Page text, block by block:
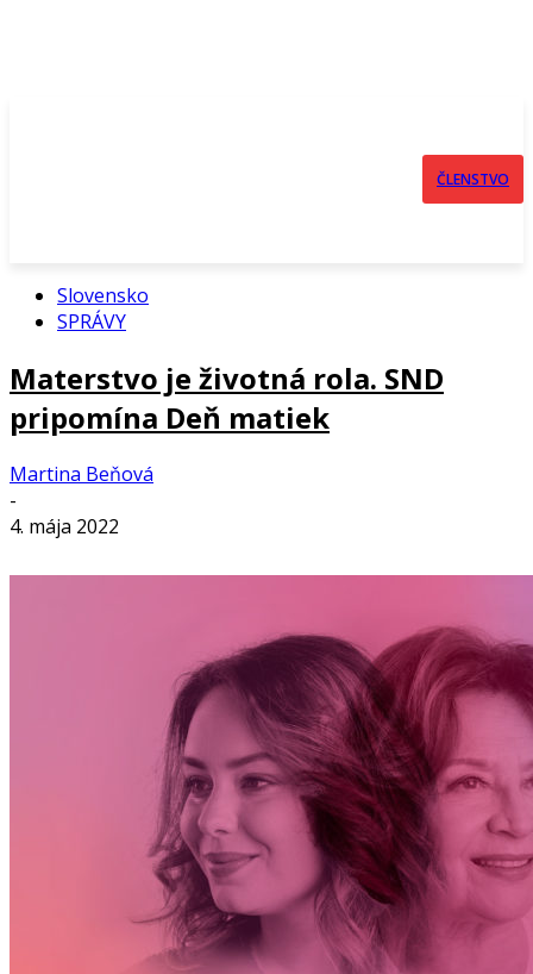
ČLENSTVO
Slovensko
SPRÁVY
Materstvo je životná rola. SND
pripomína Deň matiek
Martina Beňová
-
4. mája 2022